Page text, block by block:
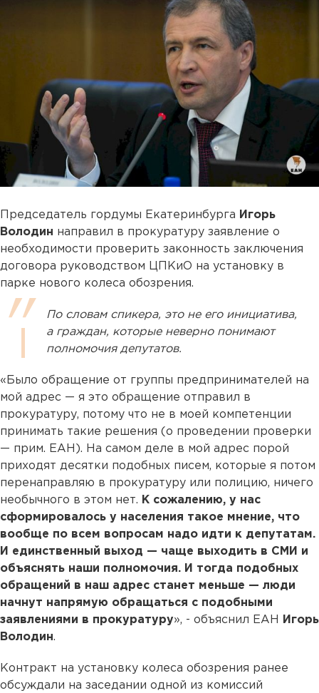
Председатель гордумы Екатеринбурга Игорь
Володин направил в прокуратуру заявление о
необходимости проверить законность заключения
договора руководством ЦПКиО на установку в
парке нового колеса обозрения.
По словам спикера, это не его инициатива,
а граждан, которые неверно понимают
полномочия депутатов.
«Было обращение от группы предпринимателей на
мой адрес — я это обращение отправил в
прокуратуру, потому что не в моей компетенции
принимать такие решения (о проведении проверки
— прим. ЕАН). На самом деле в мой адрес порой
приходят десятки подобных писем, которые я потом
перенаправляю в прокуратуру или полицию, ничего
необычного в этом нет. К сожалению, у нас
сформировалось у населения такое мнение, что
вообще по всем вопросам надо идти к депутатам.
И единственный выход — чаще выходить в СМИ и
объяснять наши полномочия. И тогда подобных
обращений в наш адрес станет меньше — люди
начнут напрямую обращаться с подобными
заявлениями в прокуратуру», - объяснил ЕАН
Игорь
Володин.
Контракт на установку колеса обозрения ранее
обсуждали на заседании одной из комиссий